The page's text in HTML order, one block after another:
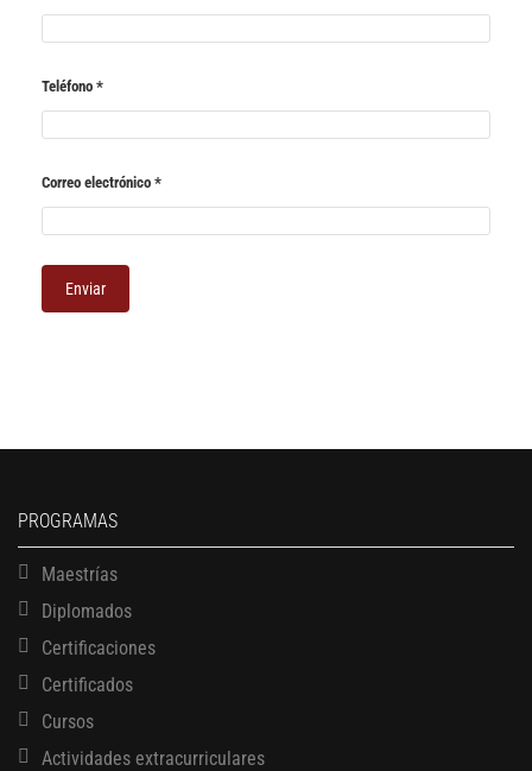
Teléfono *
Correo electrónico *
PROGRAMAS
Maestrías
Diplomados
Certificaciones
Certificados
Cursos
Actividades extracurriculares